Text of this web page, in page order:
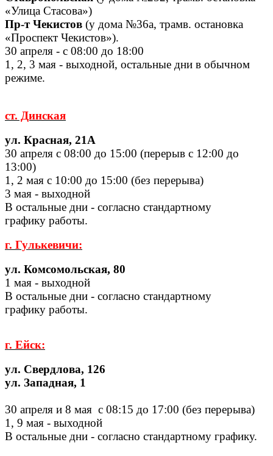
«Улица Стасова»)
Пр-т Чекистов (у дома №36а, трамв. остановка
«Проспект Чекистов»).
30 апреля - с 08:00 до 18:00
1, 2, 3 мая - выходной, остальные дни в обычном
режиме.
ст. Динская
ул. Красная, 21А
30 апреля с 08:00 до 15:00 (перерыв с 12:00 до
13:00)
1, 2 мая с 10:00 до 15:00 (без перерыва)
3 мая - выходной
В остальные дни - согласно стандартному
графику работы.
г. Гулькевичи:
ул. Комсомольская, 80
1 мая - выходной
В остальные дни - согласно стандартному
графику работы.
г. Ейск:
ул. Свердлова, 126
ул. Западная, 1
30 апреля и 8 мая с 08:15 до 17:00 (без перерыва)
1, 9 мая - выходной
В остальные дни - согласно стандартному графику.